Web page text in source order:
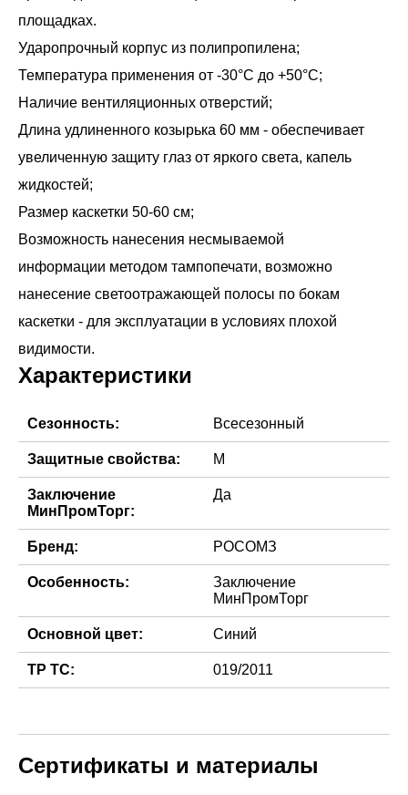
площадках.
Ударопрочный корпус из полипропилена;
Температура применения от -30°С до +50°С;
Наличие вентиляционных отверстий;
Длина удлиненного козырька 60 мм - обеспечивает
увеличенную защиту глаз от яркого света, капель
жидкостей;
Размер каскетки 50-60 см;
Возможность нанесения несмываемой
информации методом тампопечати, возможно
нанесение светоотражающей полосы по бокам
каскетки - для эксплуатации в условиях плохой
Характеристики
Сезонность: Всесезонный
Защитные свойства: М
Заключение
МинПромТорг:
Да
Бренд: РОСОМЗ
Особенность:
Заключение
МинПромТорг
Основной цвет: Синий
ТР ТС: 019/2011
Сертификаты и материалы